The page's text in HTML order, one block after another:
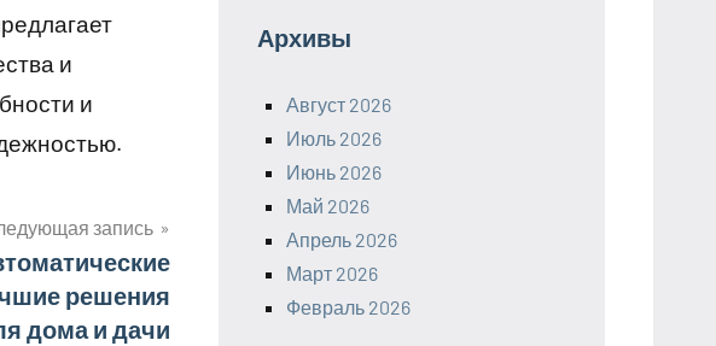
и
и
запись
решения
дома и дачи
Архивы
Август 2026
Июль 2026
Июнь 2026
Май 2026
Апрель 2026
Март 2026
Февраль 2026